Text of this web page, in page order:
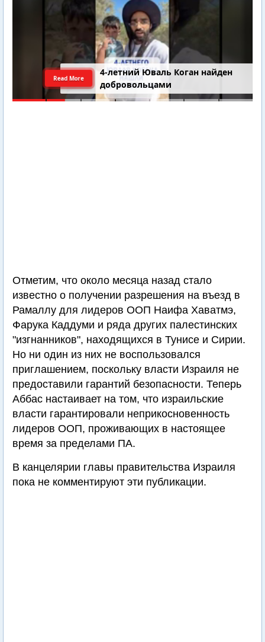
4-летний Юваль Коган найден
добровольцами
Read More
Отметим, что около месяца назад стало
известно о получении разрешения на въезд в
Рамаллу для лидеров ООП Наифа Хаватмэ,
Фарука Каддуми и ряда других палестинских
"изгнанников", находящихся в Тунисе и Сирии.
Но ни один из них не воспользовался
приглашением, поскольку власти Израиля не
предоставили гарантий безопасности. Теперь
Аббас настаивает на том, что израильские
власти гарантировали неприкосновенность
лидеров ООП, проживающих в настоящее
время за пределами ПА.
В канцелярии главы правительства Израиля
пока не комментируют эти публикации.